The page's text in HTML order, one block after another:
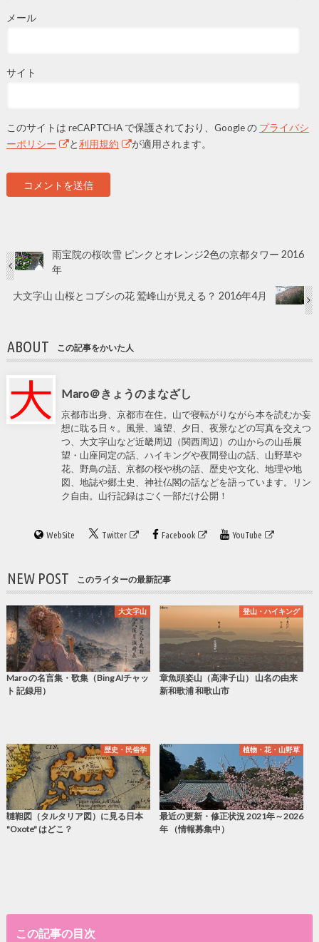
メール
サイト
このサイトは reCAPTCHA で保護されており、Google の プライバシ
ーポリシー
と利用規約 が適用されます。
雨宝院の桜吹雪 ピンクとオレンジ2色の京都タワー 2016
年
大文字山 山桜とコブシの花 鷲峰山が見える？ 2016年4月
ABOUT この記事をかいた人
Maro＠きょうのまなざし
京都市出身、京都市在住。山で寝転がりながら本を読むか妄
想に耽る日々。風景、遠望、夕日、夜景などの写真を交えつ
つ、大文字山など近畿周辺（関西周辺）の山からの山岳展
望・山座同定の話、ハイキングや夜間登山の話、山野草や
花、野鳥の話、京都の桜や桃の話、歴史や文化、地理や地
図、地誌や郷土史、神社仏閣の話などを語っています。リン
ク自由。山行記録はごく一部だけ公開！
WebSite Twitter Facebook YouTube
NEW POST このライターの最新記事
大文字山
Maro の名言集・歌集（Bing AIチャッ
ト 記録用）
登山・ハイキング
章魚頭姿山（高津子山） 山名の由来
新和歌浦 和歌山市
歴史・民俗学
韃靼図（タルタリア図）に見る日本
"Oxote" はどこ？
植物・花・山野草
最近の更新・修正状況 2021年～2026
年 （情報募集中）
この記事の目次